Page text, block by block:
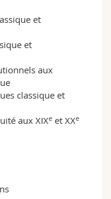
et
et
aux
classique et
aux XIXe et XXe